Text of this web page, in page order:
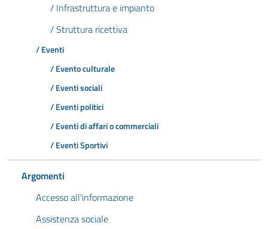
/ Infrastruttura e impianto
/ Struttura ricettiva
/ Eventi
/ Evento culturale
/ Eventi sociali
/ Eventi politici
/ Eventi di affari o commerciali
/ Eventi Sportivi
Argomenti
Accesso all'informazione
Assistenza sociale